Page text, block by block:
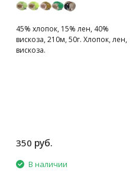
45% хлопок, 15% лен, 40%
вискоза, 210м, 50г. Хлопок, лен,
вискоза.
350 руб.
В наличии